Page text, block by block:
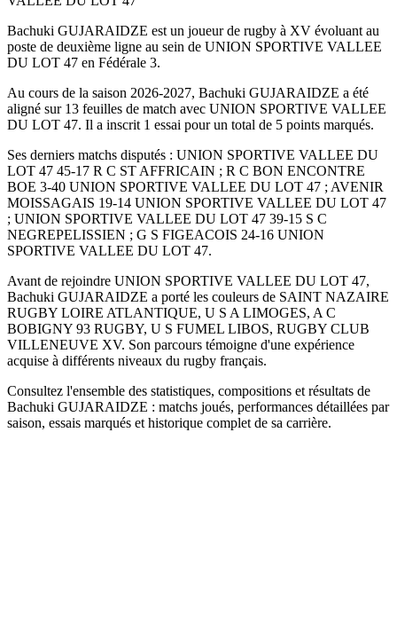
Bachuki GUJARAIDZE est un joueur de rugby à XV évoluant au
poste de deuxième ligne au sein de UNION SPORTIVE VALLEE
DU LOT 47 en Fédérale 3.
Au cours de la saison 2026-2027, Bachuki GUJARAIDZE a été
aligné sur 13 feuilles de match avec UNION SPORTIVE VALLEE
DU LOT 47. Il a inscrit 1 essai pour un total de 5 points marqués.
Ses derniers matchs disputés : UNION SPORTIVE VALLEE DU
LOT 47 45-17 R C ST AFFRICAIN ; R C BON ENCONTRE
BOE 3-40 UNION SPORTIVE VALLEE DU LOT 47 ; AVENIR
MOISSAGAIS 19-14 UNION SPORTIVE VALLEE DU LOT 47
; UNION SPORTIVE VALLEE DU LOT 47 39-15 S C
NEGREPELISSIEN ; G S FIGEACOIS 24-16 UNION
SPORTIVE VALLEE DU LOT 47.
Avant de rejoindre UNION SPORTIVE VALLEE DU LOT 47,
Bachuki GUJARAIDZE a porté les couleurs de SAINT NAZAIRE
RUGBY LOIRE ATLANTIQUE, U S A LIMOGES, A C
BOBIGNY 93 RUGBY, U S FUMEL LIBOS, RUGBY CLUB
VILLENEUVE XV. Son parcours témoigne d'une expérience
acquise à différents niveaux du rugby français.
Consultez l'ensemble des statistiques, compositions et résultats de
Bachuki GUJARAIDZE : matchs joués, performances détaillées par
saison, essais marqués et historique complet de sa carrière.